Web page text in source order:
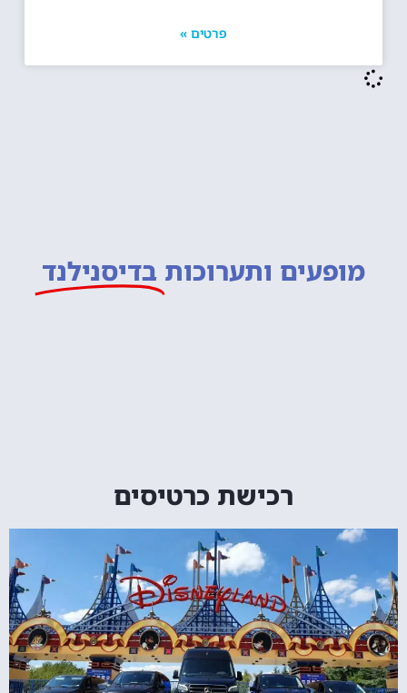
פרטים »
מופעים ותערוכות בדיסנילנד
רכישת כרטיסים